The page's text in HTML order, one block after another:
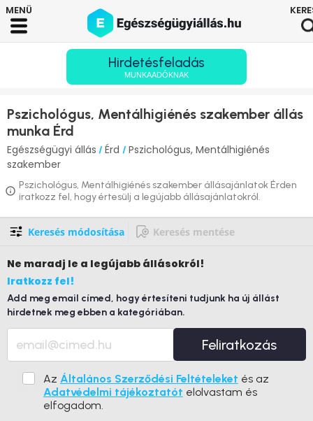
Hirdetésfeladás
MUNKAADÓKNAK
Pszichológus, Mentálhigiénés szakember állás
munka Érd
Egészségügyi állás / Érd / Pszichológus, Mentálhigiénés
szakember
Pszichológus, Mentálhigiénés szakember állásajánlatok Érden
iratkozz fel, hogy értesülj a legújabb állásajánlatokról.
Keresés módosítása Keresés mentése
Ne maradj le a legújabb állásokról!
Iratkozz fel!
Add meg email címed, hogy értesíteni tudjunk ha új állást
hirdetnek meg ebben a kategóriában.
Feliratkozás
Az Általános Szerződési Feltételeket és az
Adatvédelmi tájékoztatót elolvastam és
elfogadom.